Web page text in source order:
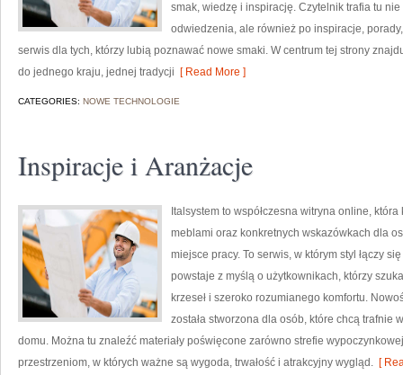
smak, wiedzę i inspirację. Czytelnik trafia tu
odwiedzenia, ale również po inspiracje,
serwis dla tych, którzy lubią poznawać nowe smaki. W centrum tej strony
do jednego kraju, jednej tradycji [ Read More ]
CATEGORIES: NOWE TECHNOLOGIE
Inspiracje i Aranżacje
Italsystem to współczesna witryna online,
meblami oraz konkretnych wskazówkach dla
miejsce pracy. To serwis, w którym styl łączy
powstaje z myślą o użytkownikach, którzy
krzeseł i szeroko rozumianego komfortu.
została stworzona dla osób, które chcą trafnie
domu. Można tu znaleźć materiały poświęcone zarówno strefie
przestrzeniom, w których ważne są wygoda, trwałość i atrakcyjny wygląd. [